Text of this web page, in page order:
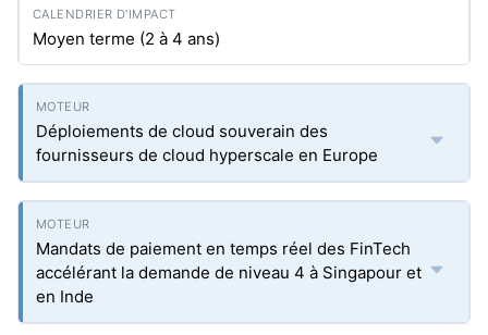
Moyen terme (2 à 4 ans)
Déploiements de cloud souverain des
fournisseurs de cloud hyperscale en Europe
Mandats de paiement en temps réel des FinTech
accélérant la demande de niveau 4 à Singapour et
en Inde